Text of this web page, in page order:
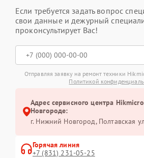
Если требуется задать вопрос
свои данные и дежурный
проконсультирует Вас!
Отправляя заявку на ремонт техники
Политикой
Адрес сервисного центра
Новгороде:
г. Нижний Новгород, Полтавская
Горячая линия
+7 (831) 231-05-25